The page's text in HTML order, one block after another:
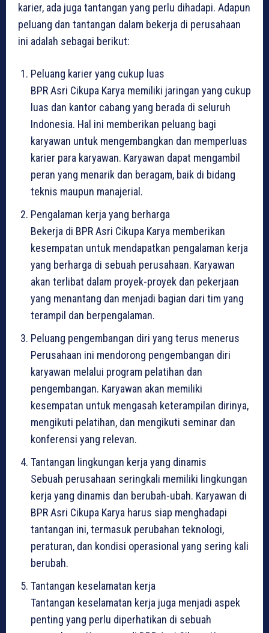
karier, ada juga tantangan yang perlu dihadapi. Adapun
peluang dan tantangan dalam bekerja di perusahaan
ini adalah sebagai berikut:
Peluang karier yang cukup luas
BPR Asri Cikupa Karya memiliki jaringan yang cukup
luas dan kantor cabang yang berada di seluruh
Indonesia. Hal ini memberikan peluang bagi
karyawan untuk mengembangkan dan memperluas
karier para karyawan. Karyawan dapat mengambil
peran yang menarik dan beragam, baik di bidang
teknis maupun manajerial.
Pengalaman kerja yang berharga
Bekerja di BPR Asri Cikupa Karya memberikan
kesempatan untuk mendapatkan pengalaman kerja
yang berharga di sebuah perusahaan. Karyawan
akan terlibat dalam proyek-proyek dan pekerjaan
yang menantang dan menjadi bagian dari tim yang
terampil dan berpengalaman.
Peluang pengembangan diri yang terus menerus
Perusahaan ini mendorong pengembangan diri
karyawan melalui program pelatihan dan
pengembangan. Karyawan akan memiliki
kesempatan untuk mengasah keterampilan dirinya,
mengikuti pelatihan, dan mengikuti seminar dan
konferensi yang relevan.
Tantangan lingkungan kerja yang dinamis
Sebuah perusahaan seringkali memiliki lingkungan
kerja yang dinamis dan berubah-ubah. Karyawan di
BPR Asri Cikupa Karya harus siap menghadapi
tantangan ini, termasuk perubahan teknologi,
peraturan, dan kondisi operasional yang sering kali
berubah.
Tantangan keselamatan kerja
Tantangan keselamatan kerja juga menjadi aspek
penting yang perlu diperhatikan di sebuah